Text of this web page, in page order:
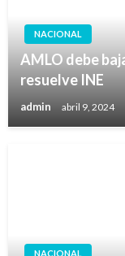
NACIONAL
AMLO debe
resuelve INE
admin abril 9, 2024
NACIONAL